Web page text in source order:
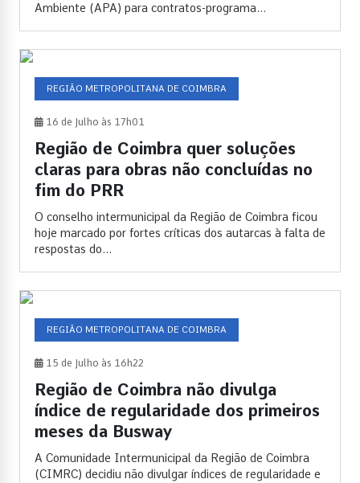
Ambiente (APA) para contratos-programa...
REGIÃO METROPOLITANA DE COIMBRA
16 de Julho às 17h01
Região de Coimbra quer soluções
claras para obras não concluídas no
fim do PRR
O conselho intermunicipal da Região de Coimbra ficou
hoje marcado por fortes críticas dos autarcas à falta de
respostas do...
REGIÃO METROPOLITANA DE COIMBRA
15 de Julho às 16h22
Região de Coimbra não divulga
índice de regularidade dos primeiros
meses da Busway
A Comunidade Intermunicipal da Região de Coimbra
(CIMRC) decidiu não divulgar índices de regularidade e